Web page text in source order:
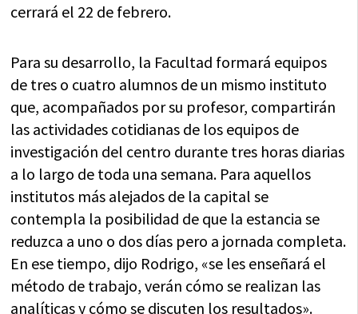
cerrará el 22 de febrero.
Para su desarrollo, la Facultad formará equipos
de tres o cuatro alumnos de un mismo instituto
que, acompañados por su profesor, compartirán
las actividades cotidianas de los equipos de
investigación del centro durante tres horas diarias
a lo largo de toda una semana. Para aquellos
institutos más alejados de la capital se
contempla la posibilidad de que la estancia se
reduzca a uno o dos días pero a jornada completa.
En ese tiempo, dijo Rodrigo, «se les enseñará el
método de trabajo, verán cómo se realizan las
analíticas y cómo se discuten los resultados».